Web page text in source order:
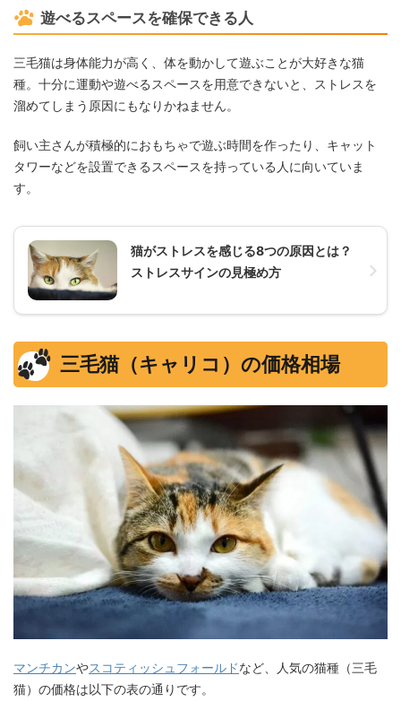
遊べるスペースを確保できる人
三毛猫は身体能力が高く、体を動かして遊ぶことが大好きな猫
種。十分に運動や遊べるスペースを用意できないと、ストレスを
溜めてしまう原因にもなりかねません。
飼い主さんが積極的におもちゃで遊ぶ時間を作ったり、キャット
タワーなどを設置できるスペースを持っている人に向いていま
す。
猫がストレスを感じる8つの原因とは？
ストレスサインの見極め方
三毛猫（キャリコ）の価格相場
マンチカンやスコティッシュフォールドなど、人気の猫種（三毛
猫）の価格は以下の表の通りです。